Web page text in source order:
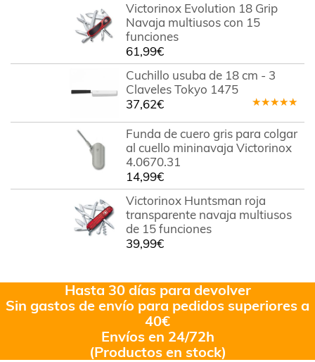
Victorinox Evolution 18 Grip
Navaja multiusos con 15
funciones
61,99€
Cuchillo usuba de 18 cm - 3
Claveles Tokyo 1475
en5.00de
5
37,62€
Funda de cuero gris para colgar
al cuello mininavaja Victorinox
4.0670.31
14,99€
Victorinox Huntsman roja
transparente navaja multiusos
de 15 funciones
39,99€
Hasta 30 días para devolver
Sin gastos de envío para pedidos superiores a
40€
Envíos en 24/72h
(Productos en stock)